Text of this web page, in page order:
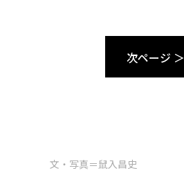
次ページ ＞
文・写真＝鼠入昌史